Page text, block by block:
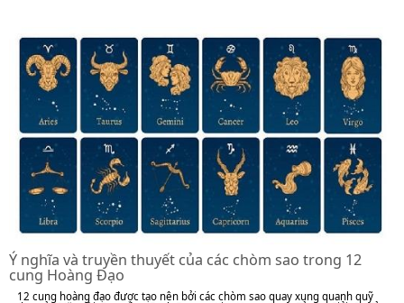
Ý nghĩa và truyền thuyết của các chòm sao trong 12
cung Hoàng Đạo
12 cung hoàng đạo được tạo nên bởi các chòm sao quay xung quanh quỹ